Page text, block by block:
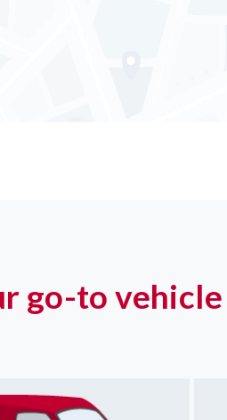
go-to vehicle